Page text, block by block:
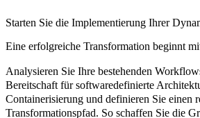
Starten Sie die Implementierung Ihrer
Eine erfolgreiche Transformation beginnt
Analysieren Sie Ihre bestehenden
Bereitschaft für softwaredefinierte
Containerisierung und definieren Sie einen
Transformationspfad. So schaffen Sie die